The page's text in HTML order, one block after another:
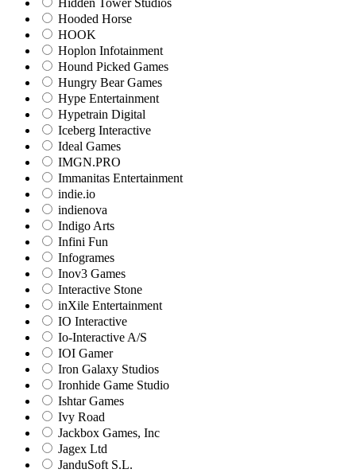
Hidden Tower Studios
Hooded Horse
HOOK
Hoplon Infotainment
Hound Picked Games
Hungry Bear Games
Hype Entertainment
Hypetrain Digital
Iceberg Interactive
Ideal Games
IMGN.PRO
Immanitas Entertainment
indie.io
indienova
Indigo Arts
Infini Fun
Infogrames
Inov3 Games
Interactive Stone
inXile Entertainment
IO Interactive
Io-Interactive A/S
IOI Gamer
Iron Galaxy Studios
Ironhide Game Studio
Ishtar Games
Ivy Road
Jackbox Games, Inc
Jagex Ltd
JanduSoft S.L.